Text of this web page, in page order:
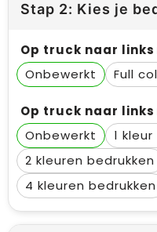
Stap 2: Kies je
Op truck naar
Onbewerkt
Full
Op truck naar
Onbewerkt
1
2
4